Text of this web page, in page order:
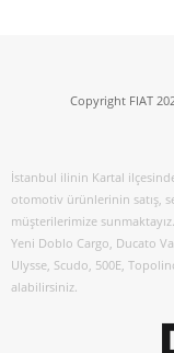
Copyright FIAT
İstanbul ilinin Kartal
otomotiv ürünlerinin satış,
müşterilerimize
Yeni Doblo Cargo, Ducato
Ulysse, Scudo, 500E,
alabilirsiniz.